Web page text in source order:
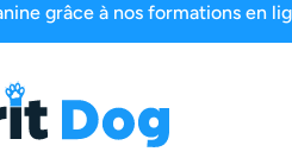
2,5 millions d’abonnés